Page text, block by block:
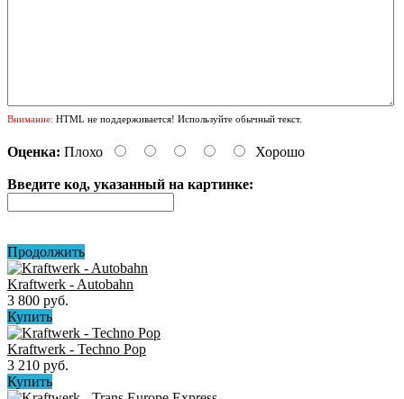
Внимание: HTML не поддерживается! Используйте обычный текст.
Оценка: Плохо Хорошо
Введите код, указанный на картинке:
Продолжить
Kraftwerk - Autobahn
3 800 руб.
Купить
Kraftwerk - Techno Pop
3 210 руб.
Купить